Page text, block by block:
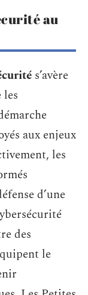
au
s’avère
aux enjeux
les
d’une
des
le